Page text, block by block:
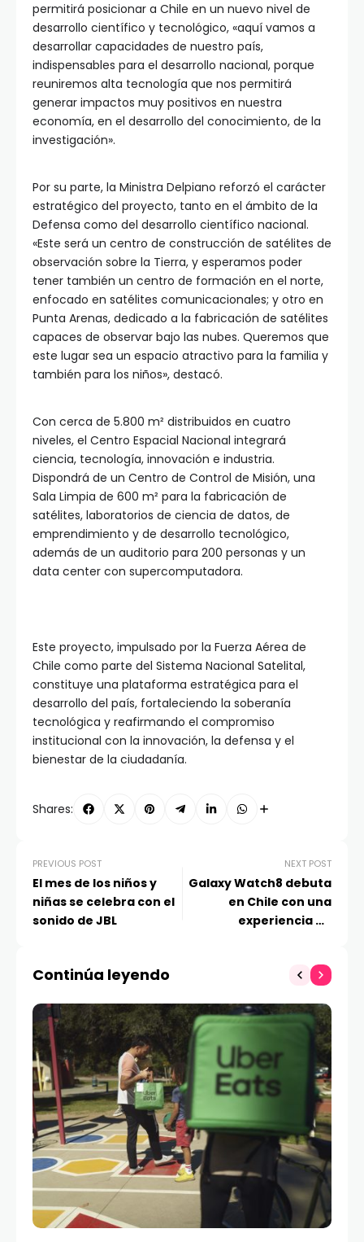
permitirá posicionar a Chile en un nuevo nivel de
desarrollo científico y tecnológico, «aquí vamos a
desarrollar capacidades de nuestro país,
indispensables para el desarrollo nacional, porque
reuniremos alta tecnología que nos permitirá
generar impactos muy positivos en nuestra
economía, en el desarrollo del conocimiento, de la
investigación».
Por su parte, la Ministra Delpiano reforzó el carácter
estratégico del proyecto, tanto en el ámbito de la
Defensa como del desarrollo científico nacional.
«Este será un centro de construcción de satélites de
observación sobre la Tierra, y esperamos poder
tener también un centro de formación en el norte,
enfocado en satélites comunicacionales; y otro en
Punta Arenas, dedicado a la fabricación de satélites
capaces de observar bajo las nubes. Queremos que
este lugar sea un espacio atractivo para la familia y
también para los niños», destacó.
Con cerca de 5.800 m² distribuidos en cuatro
niveles, el Centro Espacial Nacional integrará
ciencia, tecnología, innovación e industria.
Dispondrá de un Centro de Control de Misión, una
Sala Limpia de 600 m² para la fabricación de
satélites, laboratorios de ciencia de datos, de
emprendimiento y de desarrollo tecnológico,
además de un auditorio para 200 personas y un
data center con supercomputadora.
Este proyecto, impulsado por la Fuerza Aérea de
Chile como parte del Sistema Nacional Satelital,
constituye una plataforma estratégica para el
desarrollo del país, fortaleciendo la soberanía
tecnológica y reafirmando el compromiso
institucional con la innovación, la defensa y el
bienestar de la ciudadanía.
Shares:
PREVIOUS POST
El mes de los niños y
niñas se celebra con el
sonido de JBL
NEXT POST
Galaxy Watch8 debuta
en Chile con una
experiencia en
más avanzadas
Continúa leyendo